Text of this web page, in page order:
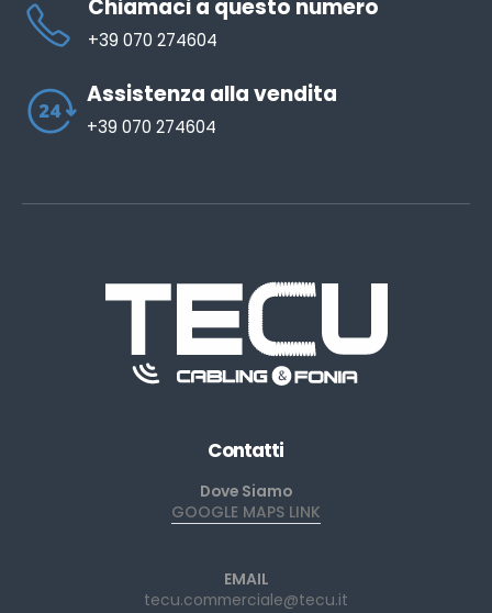
Chiamaci a questo numero
+39 070 274604
Assistenza alla vendita
+39 070 274604
Contatti
Dove Siamo
GOOGLE MAPS LINK
EMAIL
tecu.commerciale@tecu.it